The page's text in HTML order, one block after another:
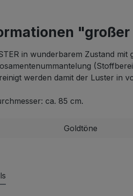
in wunderbarem Zustand
werden damit der Luster in
ca. 85 cm.
Goldtöne